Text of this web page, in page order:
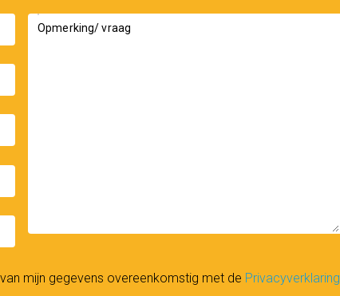
Opmerking/ vraag
mijn gegevens overeenkomstig met de Privacyverklaring